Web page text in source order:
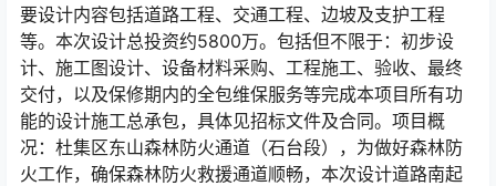
要设计内容包括道路工程、交通工程、边坡及支护工程
等。本次设计总投资约5800万。包括但不限于：初步设
计、施工图设计、设备材料采购、工程施工、验收、最终
交付，以及保修期内的全包维保服务等完成本项目所有功
能的设计施工总承包，具体见招标文件及合同。项目概
况：杜集区东山森林防火通道（石台段），为做好森林防
火工作，确保森林防火救援通道顺畅，本次设计道路南起